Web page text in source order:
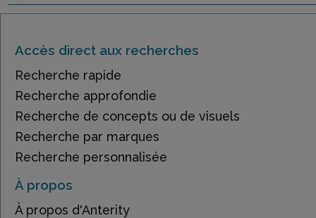
Accès direct aux recherches
Recherche rapide
Recherche approfondie
Recherche de concepts ou de visuels
Recherche par marques
Recherche personnalisée
À propos
À propos d'Anterity